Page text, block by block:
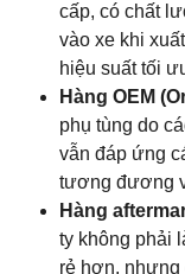
cấp, có chất
vào xe khi
hiệu suất tối
Hàng OEM
phụ tùng do
vẫn đáp ứng
tương đương
Hàng
ty không phải
rẻ hơn,